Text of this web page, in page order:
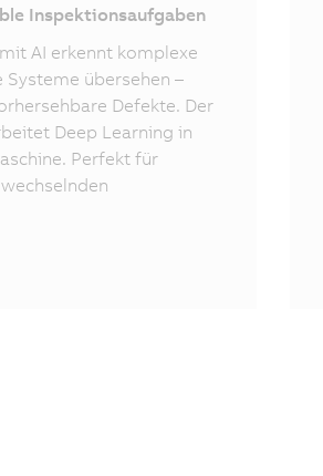
Inspektionsaufgaben
AI erkennt komplexe
übersehen –
Defekte. Der
Deep Learning in
Perfekt für